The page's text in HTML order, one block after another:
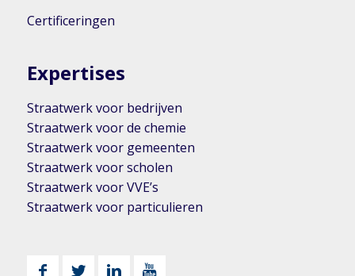
Certificeringen
Expertises
Straatwerk voor bedrijven
Straatwerk voor de chemie
Straatwerk voor gemeenten
Straatwerk voor scholen
Straatwerk voor VVE’s
Straatwerk voor particulieren